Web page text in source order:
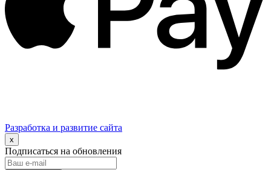
Разработка и развитие сайта
x
Подписаться на обновления